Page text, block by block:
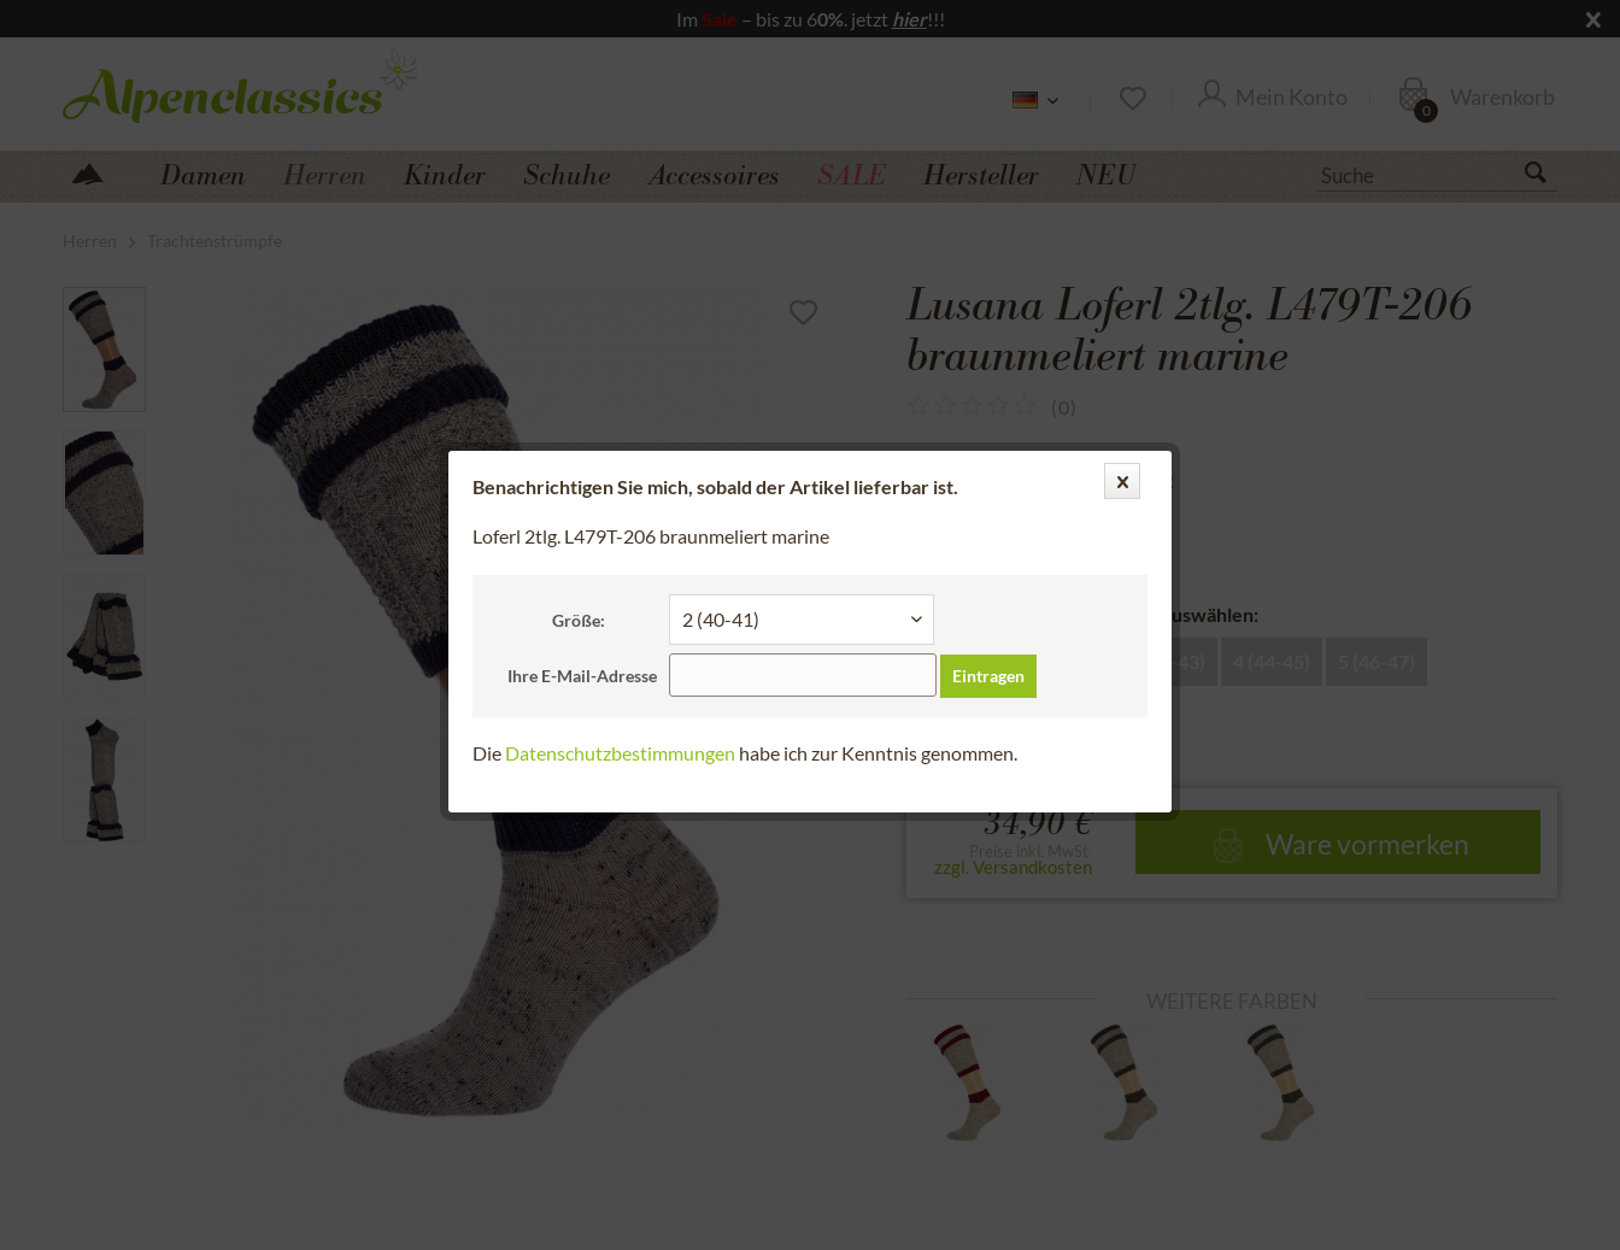
Im Sale – bis zu 60%. jetzt hier!!!
Mein Konto Warenkorb
0
Damen Herren Kinder Schuhe Accessoires SALE Hersteller NEU
Lusana Loferl 2tlg. L479T-206
braunmeliert marine
(0)
Sicherer Kauf auf Rechnung
Bitte die Größe der Strümpfe auswählen:
1 (38-39) 2 (40-41)
34,90 €
zzgl. Versandkosten
Ware vormerken
Benachrichtigen Sie mich, sobald der Artikel lieferbar ist.
Loferl 2tlg. L479T-206 braunmeliert marine
Größe:
Ihre E-Mail-Adresse Eintragen
Die Datenschutzbestimmungen habe ich zur Kenntnis genommen.